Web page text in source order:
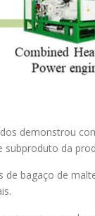
demonstrou
da
bagaço de